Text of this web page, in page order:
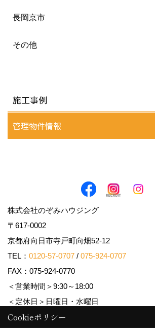
長岡京市
その他
施工事例
管理物件情報
株式会社のぞみハウジング
〒617-0002
京都府向日市寺戸町向畑52-12
TEL： 0120-57-0707 / 075-924-0707
FAX：075-924-0770
＜営業時間＞9:30～18:00
＜定休日＞日曜日・水曜日
Cookieポリシー